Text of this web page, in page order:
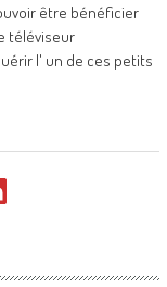
être bénéficier
téléviseur
l' un de ces petits